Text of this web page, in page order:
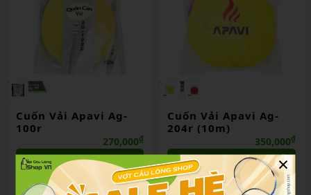
Cuốn Vải Apavi Ag-
100r
270,000₫
Chọn mua
So sánh
Cuốn Vải Apavi Ag-
204r (10m)
350,000₫
Chọn mua
So sánh
×